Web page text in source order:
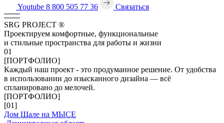
Youtube 8 800 505 77 36 Связаться
SRG PROJECT ®
Проектируем комфортные, функциональные
и стильные пространства для работы и жизни
01
[ПОРТФОЛИО]
Каждый наш проект - это продуманное решение. От удобства
в использовании до изысканного дизайна — всё
спланировано до мелочей.
[ПОРТФОЛИО]
[01]
Дом Шале на МЫСЕ